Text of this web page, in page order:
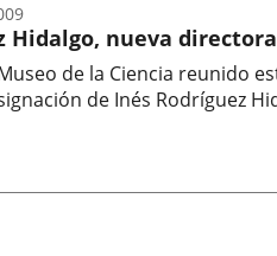
Hidalgo, nueva
de la Ciencia reunido
de Inés Rodríguez